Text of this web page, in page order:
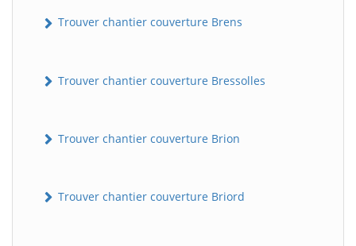
Trouver chantier couverture Brens
Trouver chantier couverture Bressolles
Trouver chantier couverture Brion
Trouver chantier couverture Briord